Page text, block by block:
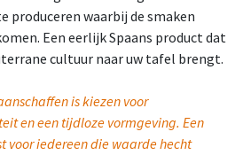
produceren waarbij de smaken
Een eerlijk Spaans product dat
cultuur naar uw tafel brengt.
is kiezen voor
en een tijdloze vormgeving. Een
voor iedereen die waarde hecht